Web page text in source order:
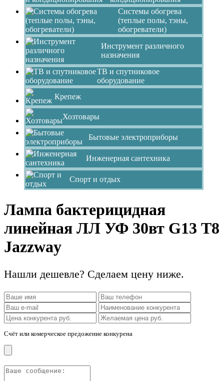
Системы обогрева
(теплые полы, тэны,
обогреватели)
Инструмент различного
назначения
ТВ и спутниковое
оборудование
Крепеж
Хозтовары
Бытовые электроприборы
Инженерная сантехника
Спорт и отдых
Лампа бактерицидная
линейная ЛЛ УФ 30вт G13 Т8
Jazzway
Нашли дешевле? Сделаем цену ниже.
Счёт или комерческое предожение конкурена